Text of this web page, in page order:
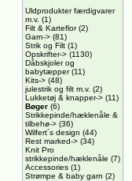
Uldprodukter færdigvarer
m.v. (1)
Filt & Karteflor(2)
Garn-> (81)
Strik og Filt (1)
Opskrifter-> (1130)
Dåbskjoler og
babytæpper(11)
Kits-> (48)
julestrik og filt m.v. (2)
Lukketøj & knapper-> (11)
Bøger (6)
Strikkepinde/hæklenåle &
tilbehø-> (36)
Wilfert´s design (44)
Rest marked-> (34)
Knit Pro
strikkepinde/hæklenåle (7)
Accessories (1)
Strømpe & baby garn (2)